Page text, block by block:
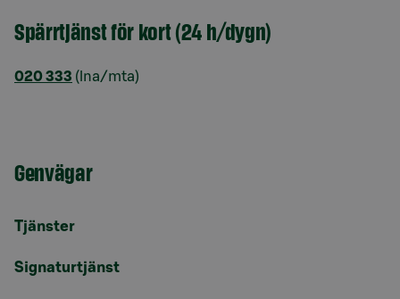
Spärrtjänst för kort (24 h/dygn)
020 333 (lna/mta)
Genvägar
Tjänster
Signaturtjänst